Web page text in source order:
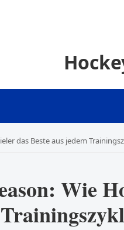
das Beste aus jedem
Wie